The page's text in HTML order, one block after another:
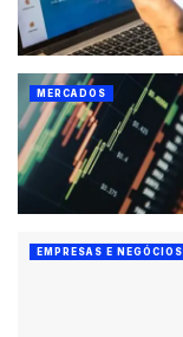
MERCADOS
EMPRESAS E NEGÓCIOS